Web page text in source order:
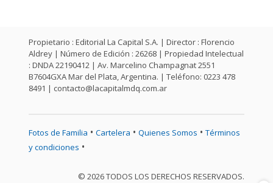
Propietario : Editorial La Capital S.A. | Director : Florencio
Aldrey | Número de Edición : 26268 | Propiedad Intelectual
: DNDA 22190412 | Av. Marcelino Champagnat 2551
B7604GXA Mar del Plata, Argentina. | Teléfono: 0223 478
8491 | contacto@lacapitalmdq.com.ar
Fotos de Familia • Cartelera • Quienes Somos • Términos
y condiciones •
© 2026 TODOS LOS DERECHOS RESERVADOS.